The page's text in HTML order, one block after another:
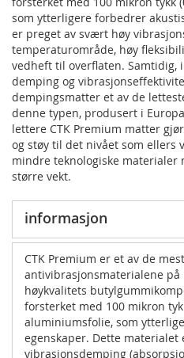
som ytterligere forbedrer
er preget av svært høy
temperaturområde, høy
vedheft til overflaten. Samtidig,
demping og
dempingsmatter et av de
denne typen, produsert i
lettere CTK Premium matter
og støy til det nivået som
mindre teknologiske materialer
større vekt.
informasjon
CTK Premium er et av de
antivibrasjonsmaterialene
høykvalitets
forsterket med 100 mikron
aluminiumsfolie, som
egenskaper. Dette
vibrasjonsdemping